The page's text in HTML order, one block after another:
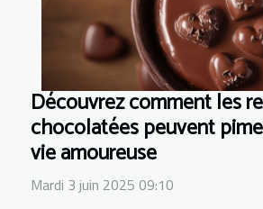
Découvrez comment les
chocolatées peuvent
vie amoureuse
Mardi 3 juin 2025 09:10